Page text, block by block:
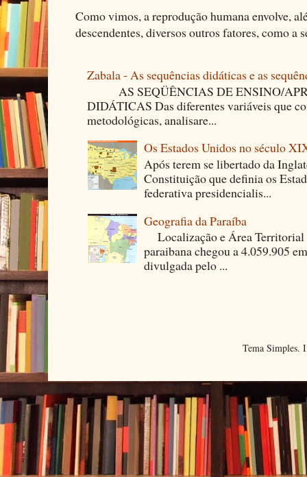
Como vimos, a reprodução humana envolve,
descendentes, diversos outros fatores, como a
Zabala - As sequências didáticas e as
AS SEQÜÊNCIAS DE ENSINO/
DIDÁTICAS Das diferentes variáveis que
metodológicas, analisare...
Os Estados Unidos no século
Após terem se libertado da
Constituição que definia os
federativa presidencialis...
Geografia da Paraíba
Localização e Área
paraibana chegou a 4.059.905
divulgada pelo ...
Tema Simples.